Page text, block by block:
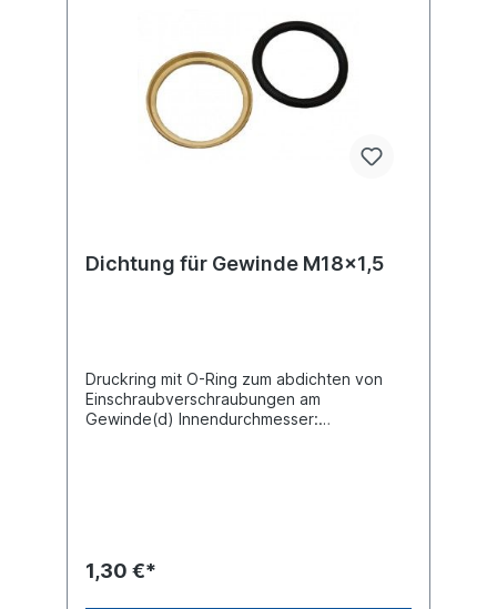
Dichtung für Gewinde M18x1,5
Druckring mit O-Ring zum abdichten von
Einschraubverschraubungen am
Gewinde(d) Innendurchmesser:
1,30 €*